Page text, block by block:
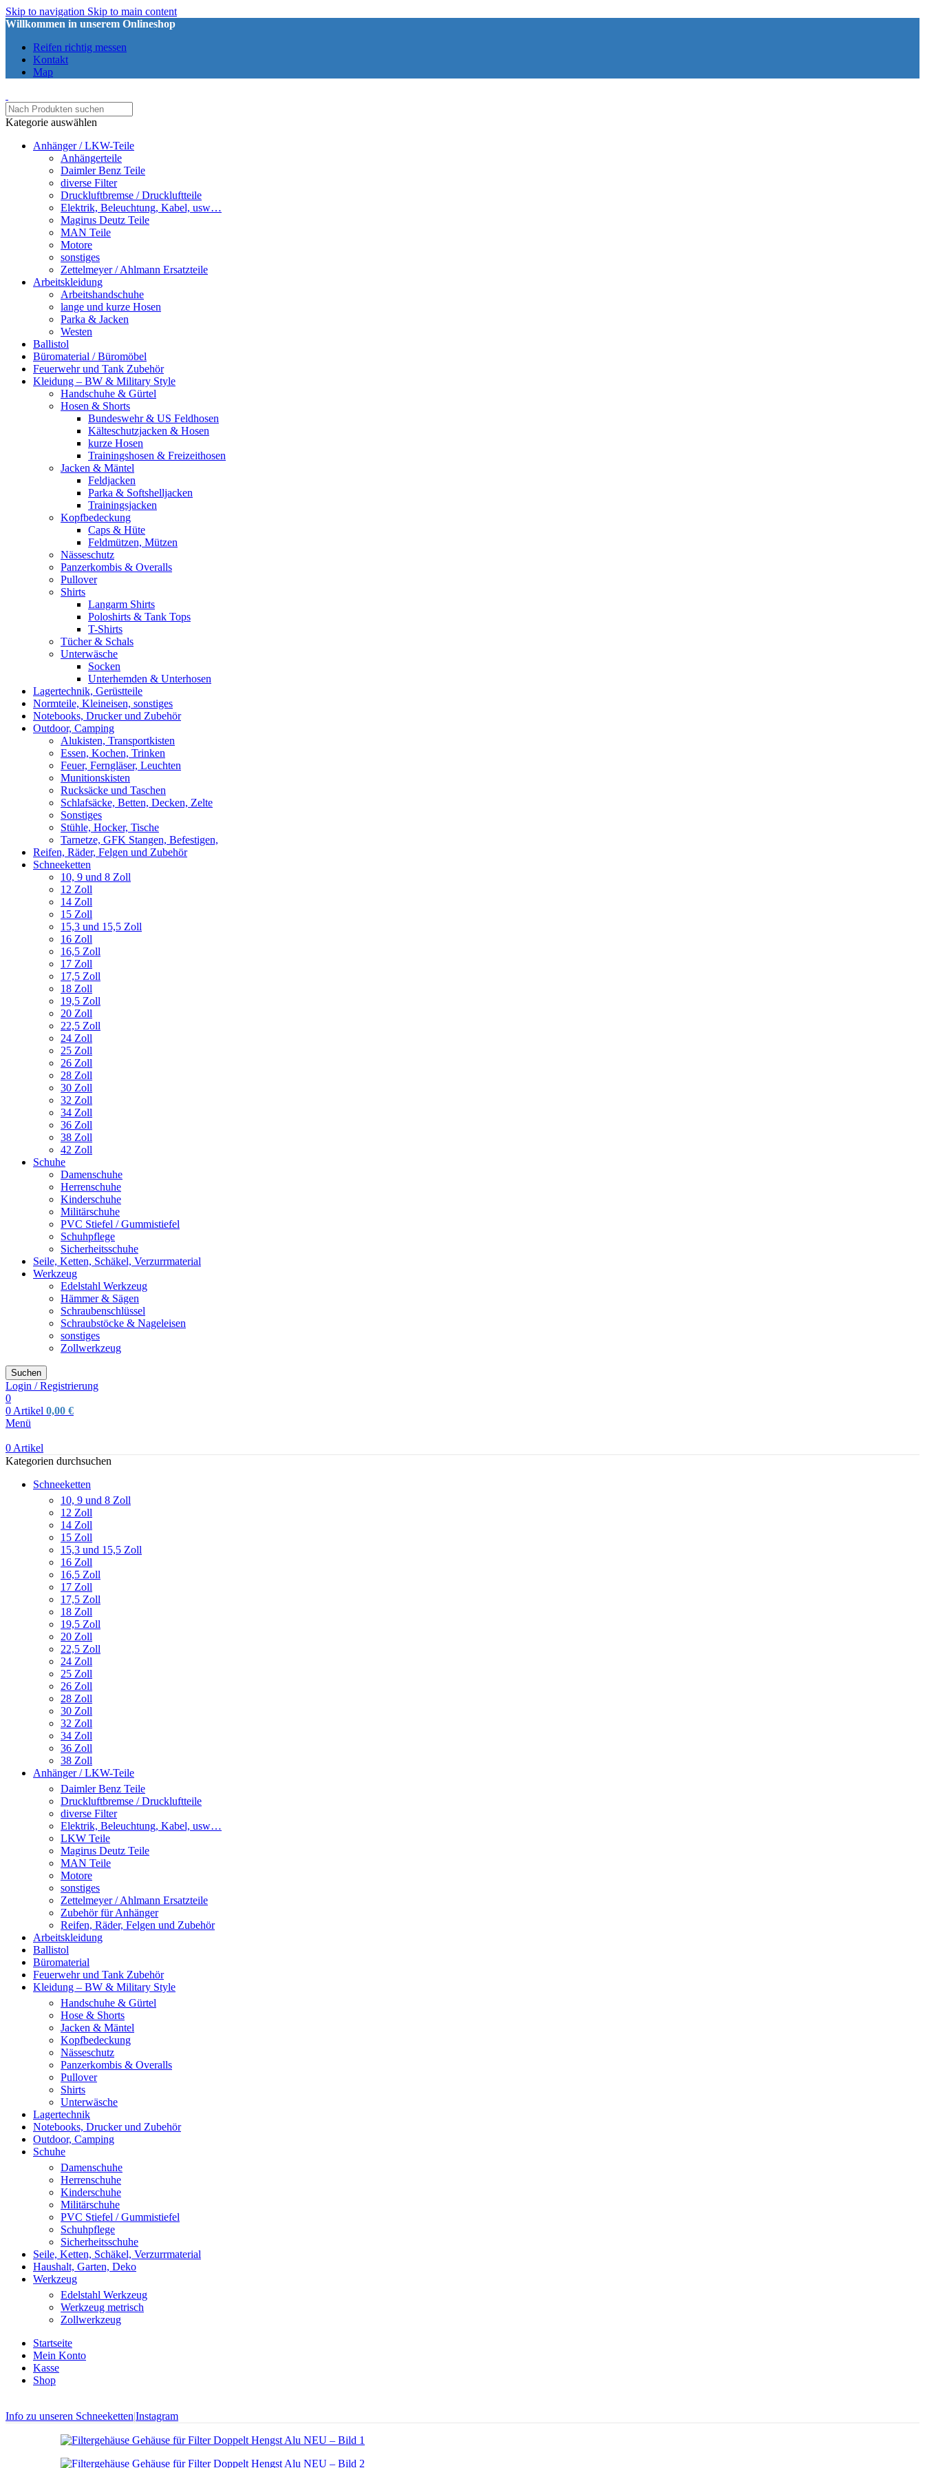
Skip to navigation Skip to main content
Willkommen in unserem Onlineshop
Reifen richtig messen
Kontakt
Map
Kategorie auswählen
Anhänger / LKW-Teile
Anhängerteile
Daimler Benz Teile
diverse Filter
Druckluftbremse / Druckluftteile
Elektrik, Beleuchtung, Kabel, usw…
Magirus Deutz Teile
MAN Teile
Motore
sonstiges
Zettelmeyer / Ahlmann Ersatzteile
Arbeitskleidung
Arbeitshandschuhe
lange und kurze Hosen
Parka & Jacken
Westen
Ballistol
Büromaterial / Büromöbel
Feuerwehr und Tank Zubehör
Kleidung – BW & Military Style
Handschuhe & Gürtel
Hosen & Shorts
Bundeswehr & US Feldhosen
Kälteschutzjacken & Hosen
kurze Hosen
Trainingshosen & Freizeithosen
Jacken & Mäntel
Feldjacken
Parka & Softshelljacken
Trainingsjacken
Kopfbedeckung
Caps & Hüte
Feldmützen, Mützen
Nässeschutz
Panzerkombis & Overalls
Pullover
Shirts
Langarm Shirts
Poloshirts & Tank Tops
T-Shirts
Tücher & Schals
Unterwäsche
Socken
Unterhemden & Unterhosen
Lagertechnik, Gerüstteile
Normteile, Kleineisen, sonstiges
Notebooks, Drucker und Zubehör
Outdoor, Camping
Alukisten, Transportkisten
Essen, Kochen, Trinken
Feuer, Ferngläser, Leuchten
Munitionskisten
Rucksäcke und Taschen
Schlafsäcke, Betten, Decken, Zelte
Sonstiges
Stühle, Hocker, Tische
Tarnetze, GFK Stangen, Befestigen,
Reifen, Räder, Felgen und Zubehör
Schneeketten
10, 9 und 8 Zoll
12 Zoll
14 Zoll
15 Zoll
15,3 und 15,5 Zoll
16 Zoll
16,5 Zoll
17 Zoll
17,5 Zoll
18 Zoll
19,5 Zoll
20 Zoll
22,5 Zoll
24 Zoll
25 Zoll
26 Zoll
28 Zoll
30 Zoll
32 Zoll
34 Zoll
36 Zoll
38 Zoll
42 Zoll
Schuhe
Damenschuhe
Herrenschuhe
Kinderschuhe
Militärschuhe
PVC Stiefel / Gummistiefel
Schuhpflege
Sicherheitsschuhe
Seile, Ketten, Schäkel, Verzurrmaterial
Werkzeug
Edelstahl Werkzeug
Hämmer & Sägen
Schraubenschlüssel
Schraubstöcke & Nageleisen
sonstiges
Zollwerkzeug
Suchen
Login / Registrierung
0
0 Artikel 0,00 €
Menü
0 Artikel
Kategorien durchsuchen
Schneeketten
10, 9 und 8 Zoll
12 Zoll
14 Zoll
15 Zoll
15,3 und 15,5 Zoll
16 Zoll
16,5 Zoll
17 Zoll
17,5 Zoll
18 Zoll
19,5 Zoll
20 Zoll
22,5 Zoll
24 Zoll
25 Zoll
26 Zoll
28 Zoll
30 Zoll
32 Zoll
34 Zoll
36 Zoll
38 Zoll
Anhänger / LKW-Teile
Daimler Benz Teile
Druckluftbremse / Druckluftteile
diverse Filter
Elektrik, Beleuchtung, Kabel, usw…
LKW Teile
Magirus Deutz Teile
MAN Teile
Motore
sonstiges
Zettelmeyer / Ahlmann Ersatzteile
Zubehör für Anhänger
Reifen, Räder, Felgen und Zubehör
Arbeitskleidung
Ballistol
Büromaterial
Feuerwehr und Tank Zubehör
Kleidung – BW & Military Style
Handschuhe & Gürtel
Hose & Shorts
Jacken & Mäntel
Kopfbedeckung
Nässeschutz
Panzerkombis & Overalls
Pullover
Shirts
Unterwäsche
Lagertechnik
Notebooks, Drucker und Zubehör
Outdoor, Camping
Schuhe
Damenschuhe
Herrenschuhe
Kinderschuhe
Militärschuhe
PVC Stiefel / Gummistiefel
Schuhpflege
Sicherheitsschuhe
Seile, Ketten, Schäkel, Verzurrmaterial
Haushalt, Garten, Deko
Werkzeug
Edelstahl Werkzeug
Werkzeug metrisch
Zollwerkzeug
Startseite
Mein Konto
Kasse
Shop
Info zu unseren Schneeketten|Instagram